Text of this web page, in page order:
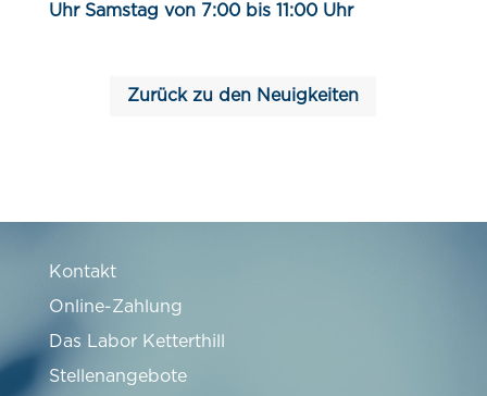
Uhr Samstag von 7:00 bis 11:00 Uhr
Zurück zu den Neuigkeiten
Kontakt
Online-Zahlung
Das Labor Ketterthill
Stellenangebote